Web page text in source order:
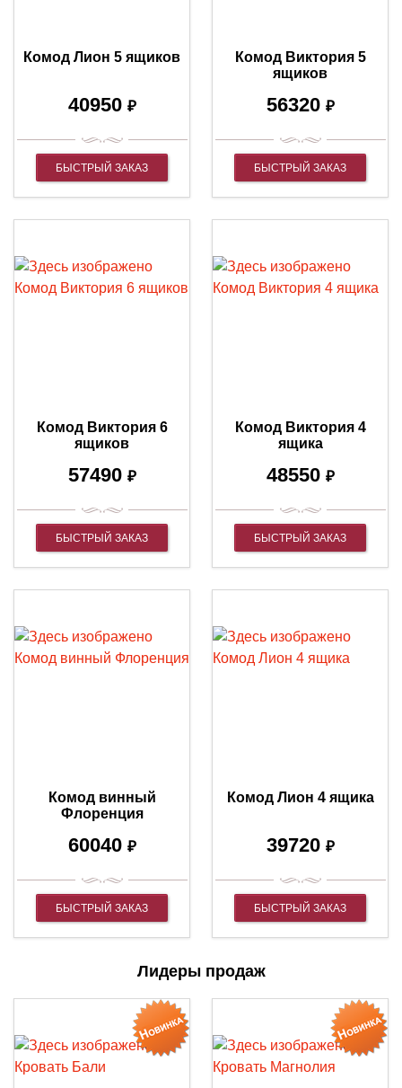
Комод Лион 5 ящиков
40950 ₽
БЫСТРЫЙ ЗАКАЗ
Комод Виктория 5
ящиков
56320 ₽
БЫСТРЫЙ ЗАКАЗ
Комод Виктория 6
ящиков
57490 ₽
БЫСТРЫЙ ЗАКАЗ
Комод Виктория 4
ящика
48550 ₽
БЫСТРЫЙ ЗАКАЗ
Комод винный
Флоренция
60040 ₽
БЫСТРЫЙ ЗАКАЗ
Комод Лион 4 ящика
39720 ₽
БЫСТРЫЙ ЗАКАЗ
Лидеры продаж